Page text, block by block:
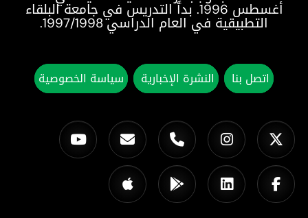
أغسطس 1996. بدأ التدريس في جامعة البلقاء
التطبيقية في العام الدراسي 1997/1998.
اتصل بنا النشرة الإخبارية سياسة الخصوصية